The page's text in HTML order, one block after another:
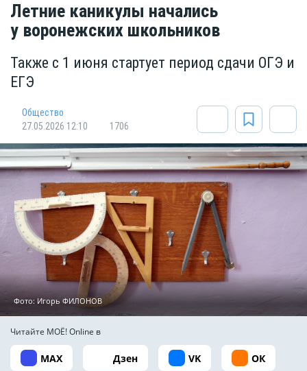
Летние каникулы начались
у воронежских школьников
Также с 1 июня стартует период сдачи ОГЭ и
ЕГЭ
Общество
27.05.2026 12:10
1706
Фото: Игорь ФИЛОНОВ
Читайте МОЁ! Online в
MAX Дзен VK ОК